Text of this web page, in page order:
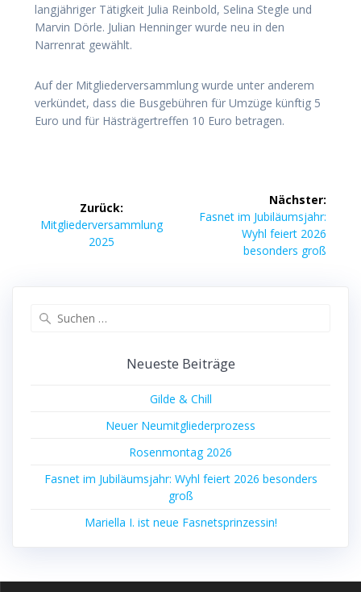
langjähriger Tätigkeit Julia Reinbold, Selina Stegle und
Marvin Dörle. Julian Henninger wurde neu in den
Narrenrat gewählt.
Auf der Mitgliederversammlung wurde unter anderem
verkündet, dass die Busgebühren für Umzüge künftig 5
Euro und für Hästrägertreffen 10 Euro betragen.
Zurück:
Vorheriger
Mitgliederversammlung
2025
Nächster:
Nächster
Fasnet im Jubiläumsjahr:
Wyhl feiert 2026
besonders groß
Neueste Beiträge
Gilde & Chill
Neuer Neumitgliederprozess
Rosenmontag 2026
Fasnet im Jubiläumsjahr: Wyhl feiert 2026 besonders
groß
Mariella I. ist neue Fasnetsprinzessin!